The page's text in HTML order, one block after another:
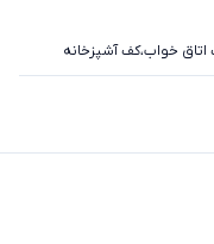
اتاق خواب،کف آشپزخانه